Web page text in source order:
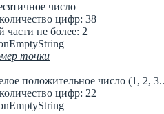
число
цифр: 38
не более: 2
точки
положительное число (1, 2,
цифр: 22